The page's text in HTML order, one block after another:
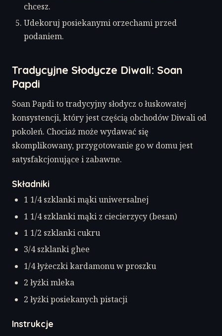
chcesz.
Udekoruj posiekanymi orzechami przed
podaniem.
Tradycyjne Słodycze Diwali: Soan
Papdi
Soan Papdi to tradycyjny słodycz o łuskowatej
konsystencji, który jest częścią obchodów Diwali od
pokoleń. Chociaż może wydawać się
skomplikowany, przygotowanie go w domu jest
satysfakcjonujące i zabawne.
Składniki
1 1/4 szklanki mąki uniwersalnej
1 1/4 szklanki mąki z ciecierzycy (besan)
1 1/2 szklanki cukru
3/4 szklanki ghee
1/4 łyżeczki kardamonu w proszku
2 łyżki mleka
2 łyżki posiekanych pistacji
Instrukcje